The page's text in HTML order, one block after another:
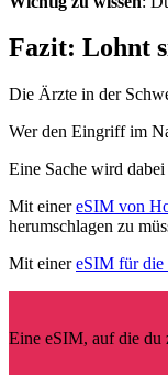
Fazit: Lohnt
Die Ärzte in der
Wer den Eingriff im
Eine Sache wird
Mit einereSIM von
herumschlagen zu
Mit einereSIM für die
Eine eSIM, auf die du